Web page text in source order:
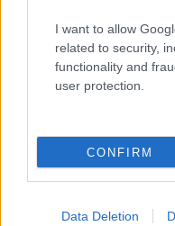
I want to allow
related to security,
functionality and
user protection.
CONFIRM
Data Deletion